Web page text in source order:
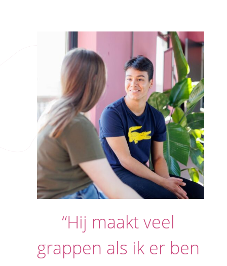
“Hij maakt veel
grappen als ik er ben